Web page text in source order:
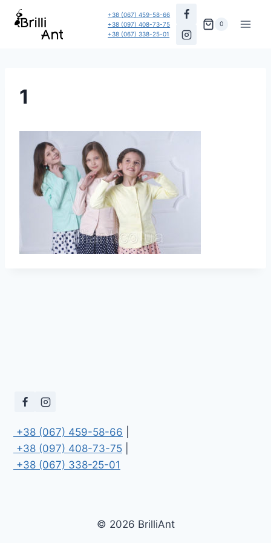
Перейти
+38 (067) 459-58-66
+38 (097) 408-73-75
+38 (067) 338-25-01
0
1
+38 (067) 459-58-66
+38 (097) 408-73-75
+38 (067) 338-25-01
© 2026 BrilliAnt